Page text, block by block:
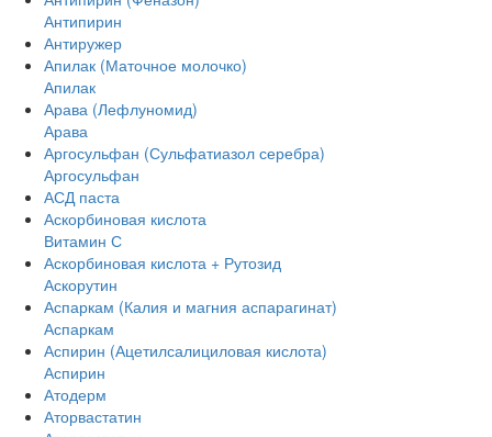
Антипирин
Антиружер
Апилак (Маточное молочко)
Апилак
Арава (Лефлуномид)
Арава
Аргосульфан (Сульфатиазол серебра)
Аргосульфан
АСД паста
Аскорбиновая кислота
Витамин С
Аскорбиновая кислота + Рутозид
Аскорутин
Аспаркам (Калия и магния аспарагинат)
Аспаркам
Аспирин (Ацетилсалициловая кислота)
Аспирин
Атодерм
Аторвастатин